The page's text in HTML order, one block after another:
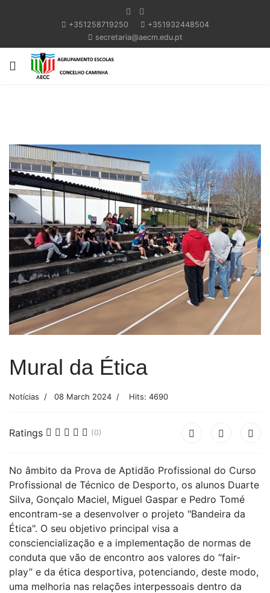
+351258719250
+351932448504
secretaria@aecm.edu.pt
Previous Next
Mural da Ética
Notícias 08 March 2024 Hits: 4690
Ratings (0)
No âmbito da Prova de Aptidão Profissional do Curso
Profissional de Técnico de Desporto, os alunos Duarte
Silva, Gonçalo Maciel, Miguel Gaspar e Pedro Tomé
encontram-se a desenvolver o projeto "Bandeira da
Ética". O seu objetivo principal visa a
consciencialização e a implementação de normas de
conduta que vão de encontro aos valores do “fair-
play” e da ética desportiva, potenciando, deste modo,
uma melhoria nas relações interpessoais dentro da